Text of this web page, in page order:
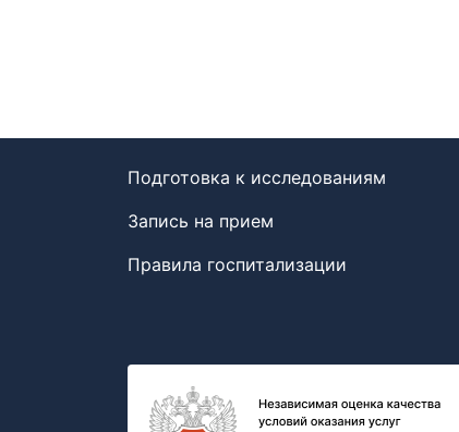
Подготовка к исследованиям
Запись на прием
Правила госпитализации